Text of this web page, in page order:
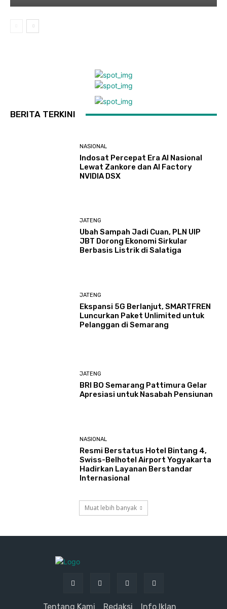
BERITA TERKINI
NASIONAL
Indosat Percepat Era AI Nasional
Lewat Zankore dan AI Factory
NVIDIA DSX
JATENG
Ubah Sampah Jadi Cuan, PLN UIP
JBT Dorong Ekonomi Sirkular
Berbasis Listrik di Salatiga
JATENG
Ekspansi 5G Berlanjut, SMARTFREN
Luncurkan Paket Unlimited untuk
Pelanggan di Semarang
JATENG
BRI BO Semarang Pattimura Gelar
Apresiasi untuk Nasabah Pensiunan
NASIONAL
Resmi Berstatus Hotel Bintang 4,
Swiss-Belhotel Airport Yogyakarta
Hadirkan Layanan Berstandar
Internasional
Muat lebih banyak
Tentang Kami Redaksi Info Iklan